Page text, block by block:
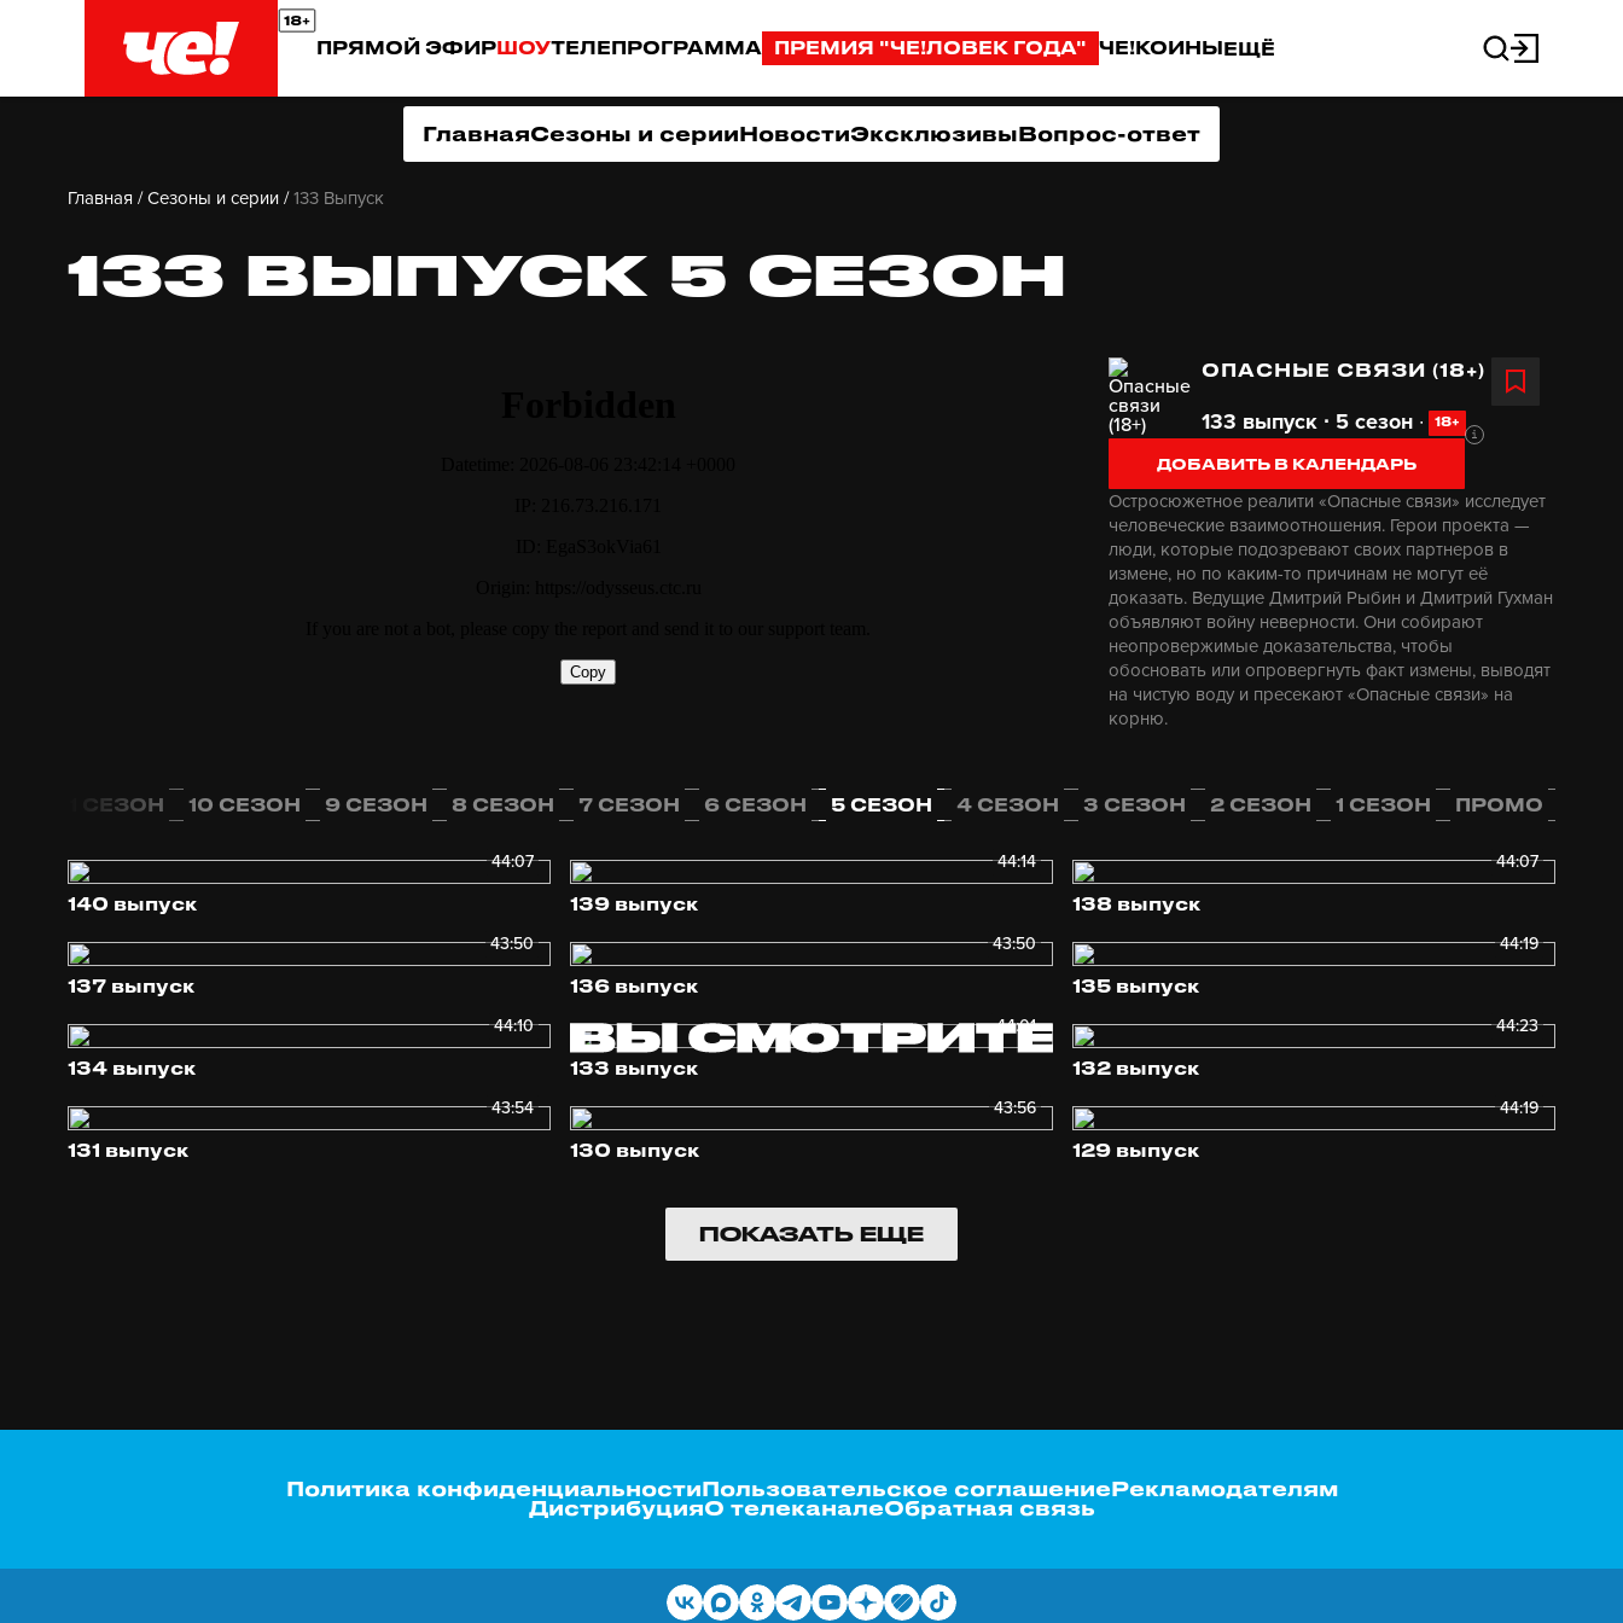
ПРЯМОЙ ЭФИРШОУТЕЛЕПРОГРАММА ПРЕМИЯ "ЧЕ!ЛОВЕК ГОДА" ЧЕ!КОИНЫЕЩЁ
ГлавнаяСезоны и серииНовостиЭксклюзивыВопрос-ответ
Главная / Сезоны и серии / 133 Выпуск
133 ВЫПУСК 5 СЕЗОН
ОПАСНЫЕ СВЯЗИ (18+)
133 выпуск ∙ 5 сезон ∙ 18+
ДОБАВИТЬ В КАЛЕНДАРЬ
Остросюжетное реалити «Опасные связи» исследует
человеческие взаимоотношения. Герои проекта —
люди, которые подозревают своих партнеров в
измене, но по каким-то причинам не могут её
доказать. Ведущие Дмитрий Рыбин и Дмитрий Гухман
объявляют войну неверности. Они собирают
неопровержимые доказательства, чтобы
обосновать или опровергнуть факт измены, выводят
на чистую воду и пресекают «Опасные связи» на
корню.
11 СЕЗОН 10 СЕЗОН 9 СЕЗОН 8 СЕЗОН 7 СЕЗОН 6 СЕЗОН 5 СЕЗОН 4 СЕЗОН 3 СЕЗОН 2 СЕЗОН 1 СЕЗОН ПРОМО
44:07
140 выпуск
44:14
139 выпуск
44:07
138 выпуск
43:50
137 выпуск
43:50
136 выпуск
44:19
135 выпуск
44:10
134 выпуск
44:01
133 выпуск
44:23
132 выпуск
43:54
131 выпуск
43:56
130 выпуск
44:19
129 выпуск
ПОКАЗАТЬ ЕЩЕ
Политика конфиденциальностиПользовательское соглашениеРекламодателям
ДистрибуцияО телеканалеОбратная связь